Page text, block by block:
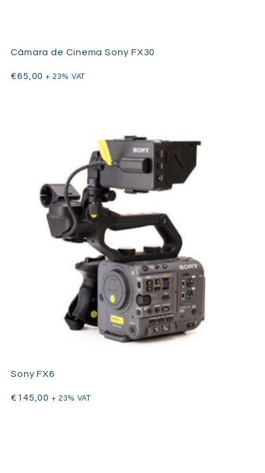
Câmara de Cinema Sony FX30
€65,00 + 23% VAT
Sony FX6
€ 145,00 + 23% VAT